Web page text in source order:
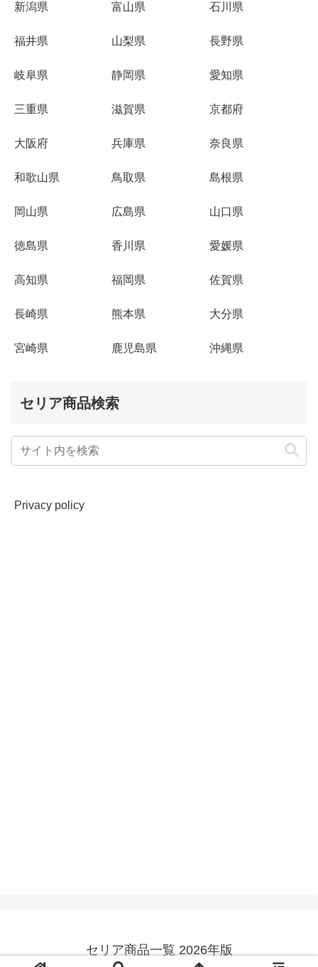
新潟県 富山県 石川県
福井県 山梨県 長野県
岐阜県 静岡県 愛知県
三重県 滋賀県 京都府
大阪府 兵庫県 奈良県
和歌山県 鳥取県 島根県
岡山県 広島県 山口県
徳島県 香川県 愛媛県
高知県 福岡県 佐賀県
長崎県 熊本県 大分県
宮崎県 鹿児島県 沖縄県
セリア商品検索
Privacy policy
セリア商品一覧 2026年版